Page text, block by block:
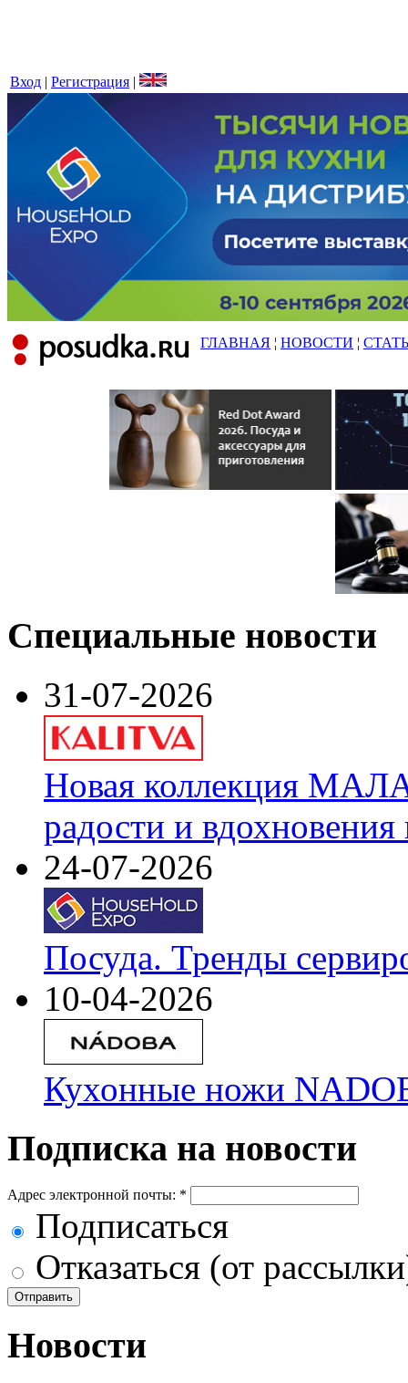
Вход | Регистрация |
ГЛАВНАЯ ¦ НОВОСТИ ¦
Специальные новости
31-07-2026
Новая коллекция
радости и
24-07-2026
Посуда. Тренды
10-04-2026
Кухонные ножи
Подписка на новости
Адрес электронной почты: *
Подписаться
Отказаться (от
Новости